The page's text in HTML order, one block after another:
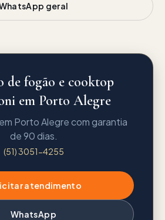
geral
de fogão e cooktop
em Porto Alegre
Porto Alegre com garantia
de 90 dias.
(51) 3051-4255
atendimento
WhatsApp